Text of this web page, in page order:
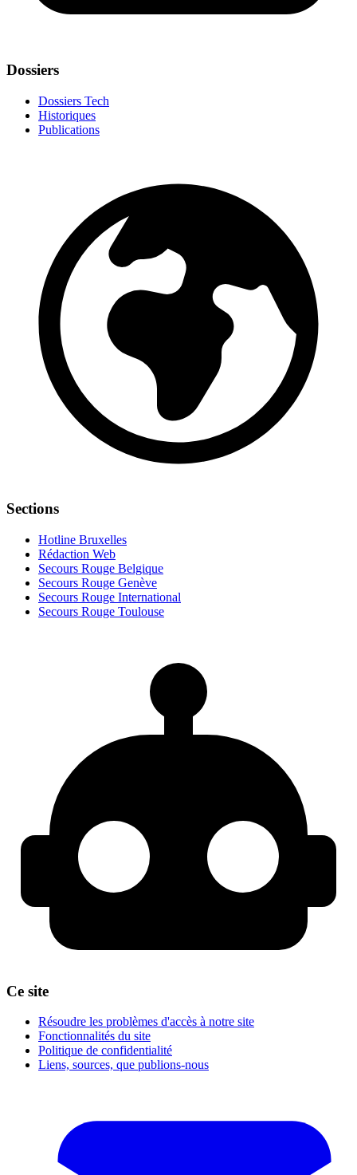
Dossiers
Dossiers Tech
Historiques
Publications
Sections
Hotline Bruxelles
Rédaction Web
Secours Rouge Belgique
Secours Rouge Genève
Secours Rouge International
Secours Rouge Toulouse
Ce site
Résoudre les problèmes d'accès à notre site
Fonctionnalités du site
Politique de confidentialité
Liens, sources, que publions-nous